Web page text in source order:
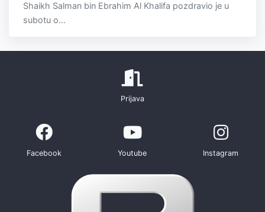
Shaikh Salman bin Ebrahim Al Khalifa pozdravio je u
subotu o...
Prijava
Facebook Youtube Instagram